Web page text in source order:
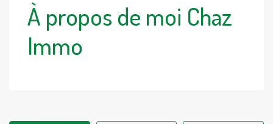
À propos de moi Chaz
Immo